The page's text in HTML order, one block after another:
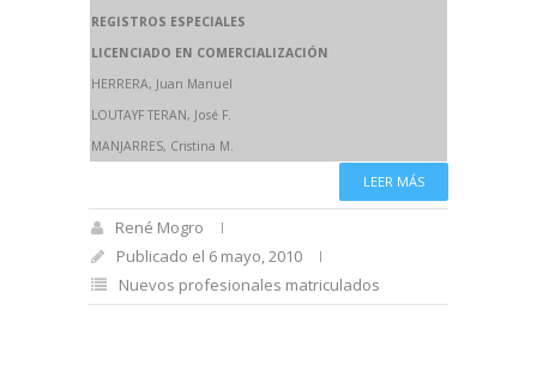
REGISTROS ESPECIALES
LICENCIADO EN COMERCIALIZACIÓN
HERRERA, Juan Manuel
LOUTAYF TERAN, José F.
MANJARRES, Cristina M.
LEER MÁS
René Mogro
Publicado el 6 mayo, 2010
Nuevos profesionales matriculados